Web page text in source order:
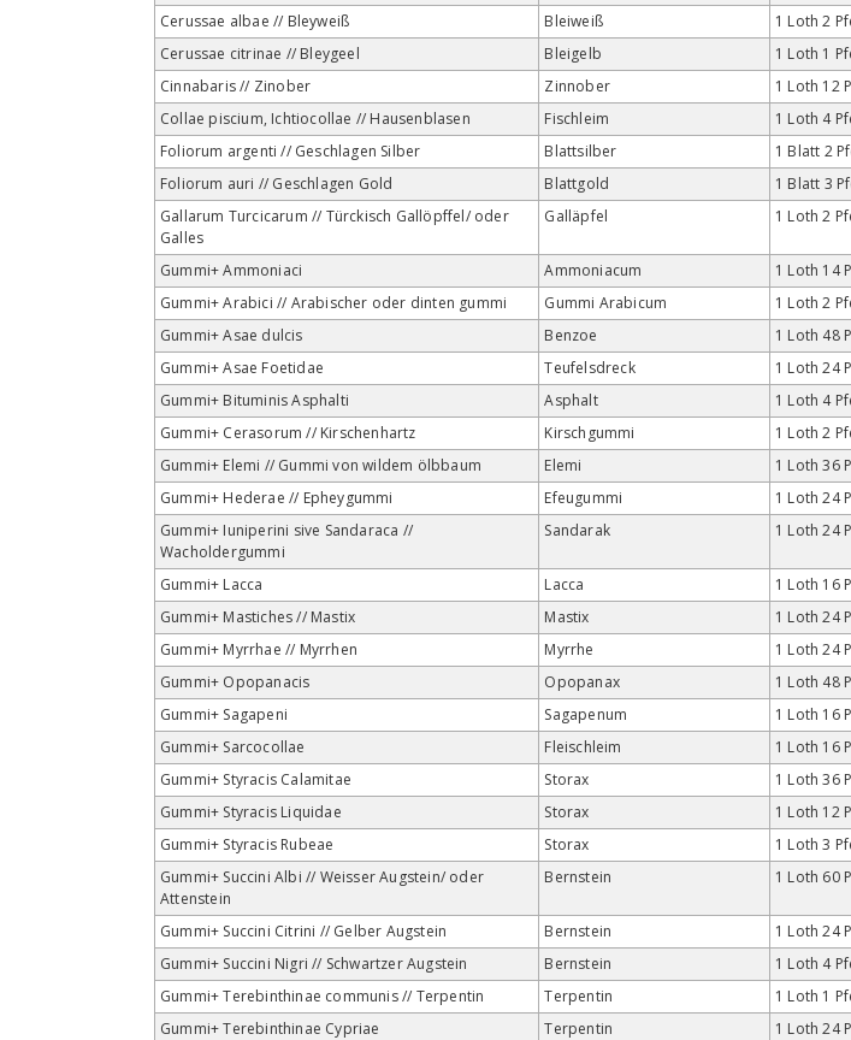
Cerussae albae // Bleyweiß
Bleiweiß 1 Loth 2
Cerussae citrinae // Bleygeel
Bleigelb 1 Loth 1
Cinnabaris // Zinober
Zinnober 1 Loth 12
Collae piscium, Ichtiocollae // Hausenblasen
Fischleim 1 Loth 4
Foliorum argenti // Geschlagen Silber
Blattsilber
1 Blatt 2
Foliorum auri // Geschlagen Gold
Blattgold
1 Blatt 3
Gallarum Turcicarum // Türckisch Gallöpffel/ oder
Galles
Galläpfel 1 Loth 2
Gummi+ Ammoniaci Ammoniacum 1 Loth 14
Gummi+ Arabici // Arabischer oder dinten gummi
Gummi Arabicum 1 Loth 2
Gummi+ Asae dulcis
Benzoe 1 Loth 48
Gummi+ Asae Foetidae
Teufelsdreck 1 Loth 24
Gummi+ Bituminis Asphalti
Asphalt 1 Loth 4
Gummi+ Cerasorum // Kirschenhartz
Kirschgummi 1 Loth 2
Gummi+ Elemi // Gummi von wildem ölbbaum
Elemi 1 Loth 36
Gummi+ Hederae // Epheygummi
Efeugummi 1 Loth 24
Gummi+ Iuniperini sive Sandaraca //
Wacholdergummi
Sandarak 1 Loth 24
Gummi+ Lacca Lacca 1 Loth 16
Gummi+ Mastiches // Mastix
Mastix 1 Loth 24
Gummi+ Myrrhae // Myrrhen
Myrrhe 1 Loth 24
Gummi+ Opopanacis
Opopanax 1 Loth 48
Gummi+ Sagapeni
Sagapenum 1 Loth 16
Gummi+ Sarcocollae
Fleischleim 1 Loth 16
Gummi+ Styracis Calamitae
Storax 1 Loth 36
Gummi+ Styracis Liquidae
Storax 1 Loth 12
Gummi+ Styracis Rubeae
Storax 1 Loth 3
Gummi+ Succini Albi // Weisser Augstein/ oder
Attenstein
Bernstein 1 Loth 60
Gummi+ Succini Citrini // Gelber Augstein Bernstein 1 Loth 24
Gummi+ Succini Nigri // Schwartzer Augstein
Bernstein 1 Loth 4
Gummi+ Terebinthinae communis // Terpentin
Terpentin 1 Loth 1
Gummi+ Terebinthinae Cypriae
Terpentin 1 Loth 24